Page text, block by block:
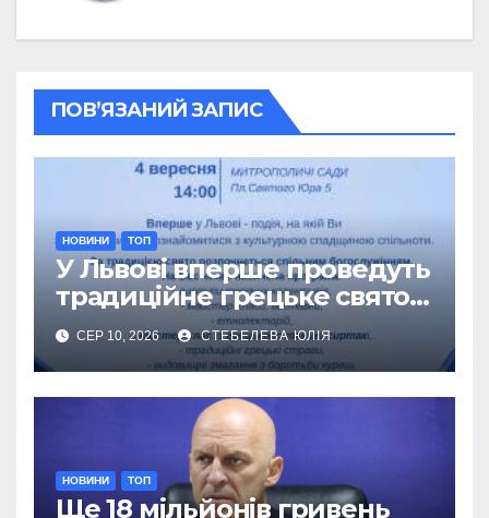
ПОВ’ЯЗАНИЙ ЗАПИС
НОВИНИ ТОП
У Львові вперше проведуть
традиційне грецьке свято
Панаїр
СЕР 10, 2026 СТЕБЕЛЕВА ЮЛІЯ
НОВИНИ ТОП
Ще 18 мільйонів гривень